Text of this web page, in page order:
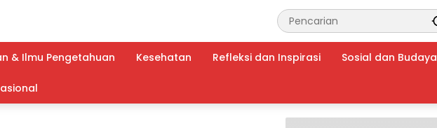
& Ilmu Pengetahuan Kesehatan Refleksi dan Inspirasi Sosial dan Budaya